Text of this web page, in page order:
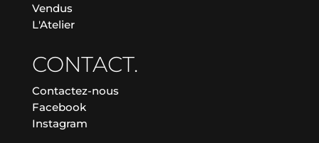
Vendus
L'Atelier
CONTACT.
Contactez-nous
Facebook
Instagram